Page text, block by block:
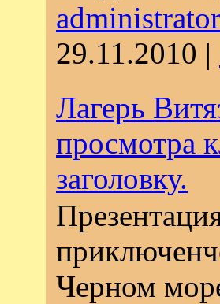
administrator
29.11.2010 |
Лагерь
просмотра
заголовку.
Черном